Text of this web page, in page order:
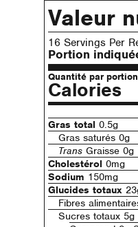
Valeur
16 Servings Per
Portion
Quantité par portion
Calories
Gras total 0.5g
Gras saturés 0g
Trans Graisse 0g
Cholestérol 0mg
Sodium 150mg
Glucides totaux
Fibres
Sucres totaux 5g